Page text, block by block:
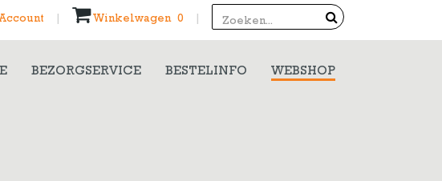
Winkelwagen 0
BEZORGSERVICE BESTELINFO WEBSHOP